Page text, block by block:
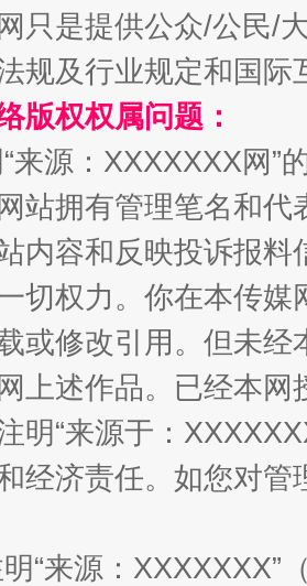
上好声名
只是提供公众/公民/
规及行业规定和国
版权权属问题：
来源：XXXXXXX网”
站拥有管理笔名和
内容和反映投诉报
切权力。你在本传
或修改引用。但未
上述作品。已经本
明“来源于：
经济责任。如您对
“来源：